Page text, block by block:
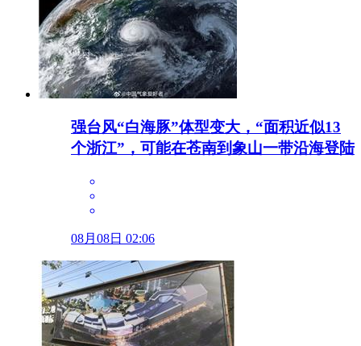
强台风“白海豚”体型变大，“面积近似13
个浙江”，可能在苍南到象山一带沿海登陆
08月08日 02:06